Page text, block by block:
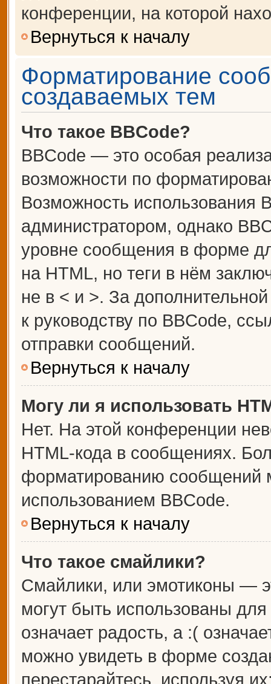
конференции, на которой
Вернуться к началу
Форматирование
создаваемых тем
Что такое BBCode?
BBCode — это особая
возможности по
Возможность использования
администратором, однако
уровне сообщения в форме
на HTML, но теги в нём
не в < и >. За
к руководству по BBCode,
отправки сообщений.
Вернуться к началу
Могу ли я использовать
Нет. На этой конференции
HTML-кода в сообщениях.
форматированию сообщений
использованием BBCode.
Вернуться к началу
Что такое смайлики?
Смайлики, или эмотиконы —
могут быть использованы
означает радость, а :(
можно увидеть в форме
перестарайтесь, используя